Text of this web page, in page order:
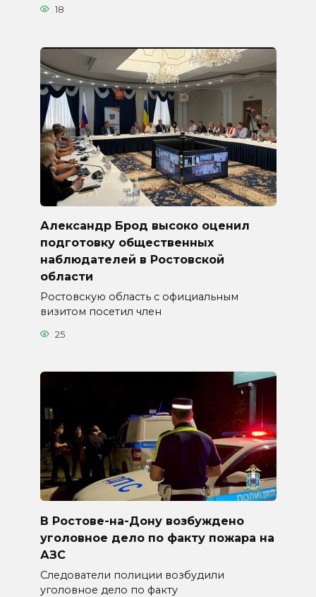
18
Александр Брод высоко оценил
подготовку общественных
наблюдателей в Ростовской
области
Ростовскую область с официальным
визитом посетил член
25
В Ростове-на-Дону возбуждено
уголовное дело по факту пожара на
АЗС
Следователи полиции возбудили
уголовное дело по факту